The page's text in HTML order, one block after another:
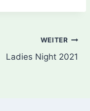
WEITER
Ladies Night 2021